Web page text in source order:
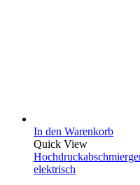
In den Warenkorb
Quick View
elektrisch